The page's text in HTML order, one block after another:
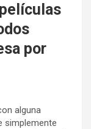
por
alguna
simplemente